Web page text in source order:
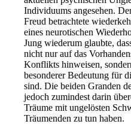
Individuums angesehen.
Freud betrachtete
eines neurotischen
Jung wiederum glaubte,
nicht nur auf das
Konflikts hinweisen,
besonderer Bedeutung für
sind. Die beiden Granden
jedoch zumindest darin
Träume mit ungelösten
Träumenden zu tun haben.